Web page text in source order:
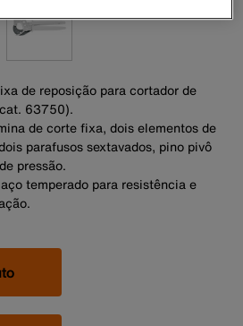
de reposição para cortador de
63750).
de corte fixa, dois elementos de
parafusos sextavados, pino pivô
pressão.
temperado para resistência e